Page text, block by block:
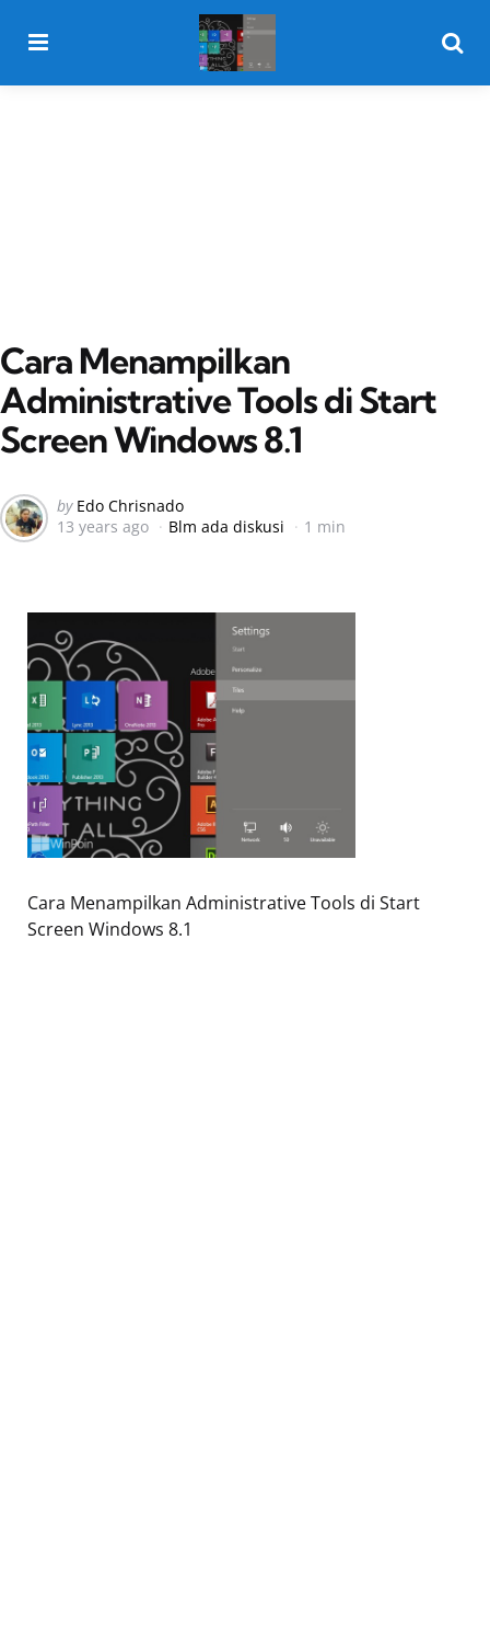
Cara Menampilkan
Administrative Tools di Start
Screen Windows 8.1
Posted
by
by Edo Chrisnado
13 years ago
Blm ada diskusi 1 min
Cara Menampilkan Administrative Tools di Start
Screen Windows 8.1